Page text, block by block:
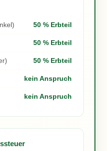
50 % Erbteil
50 % Erbteil
50 % Erbteil
kein Anspruch
kein Anspruch